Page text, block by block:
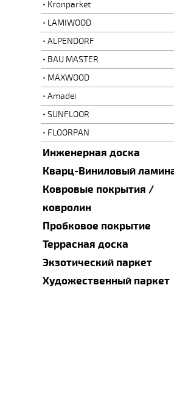
Kronparket
LAMIWOOD
ALPENDORF
BAU MASTER
MAXWOOD
Amadei
SUNFLOOR
FLOORPAN
Инженерная доска
Кварц-Виниловый
Ковровые покрытия /
ковролин
Пробковое покрытие
Террасная доска
Экзотический паркет
Художественный паркет